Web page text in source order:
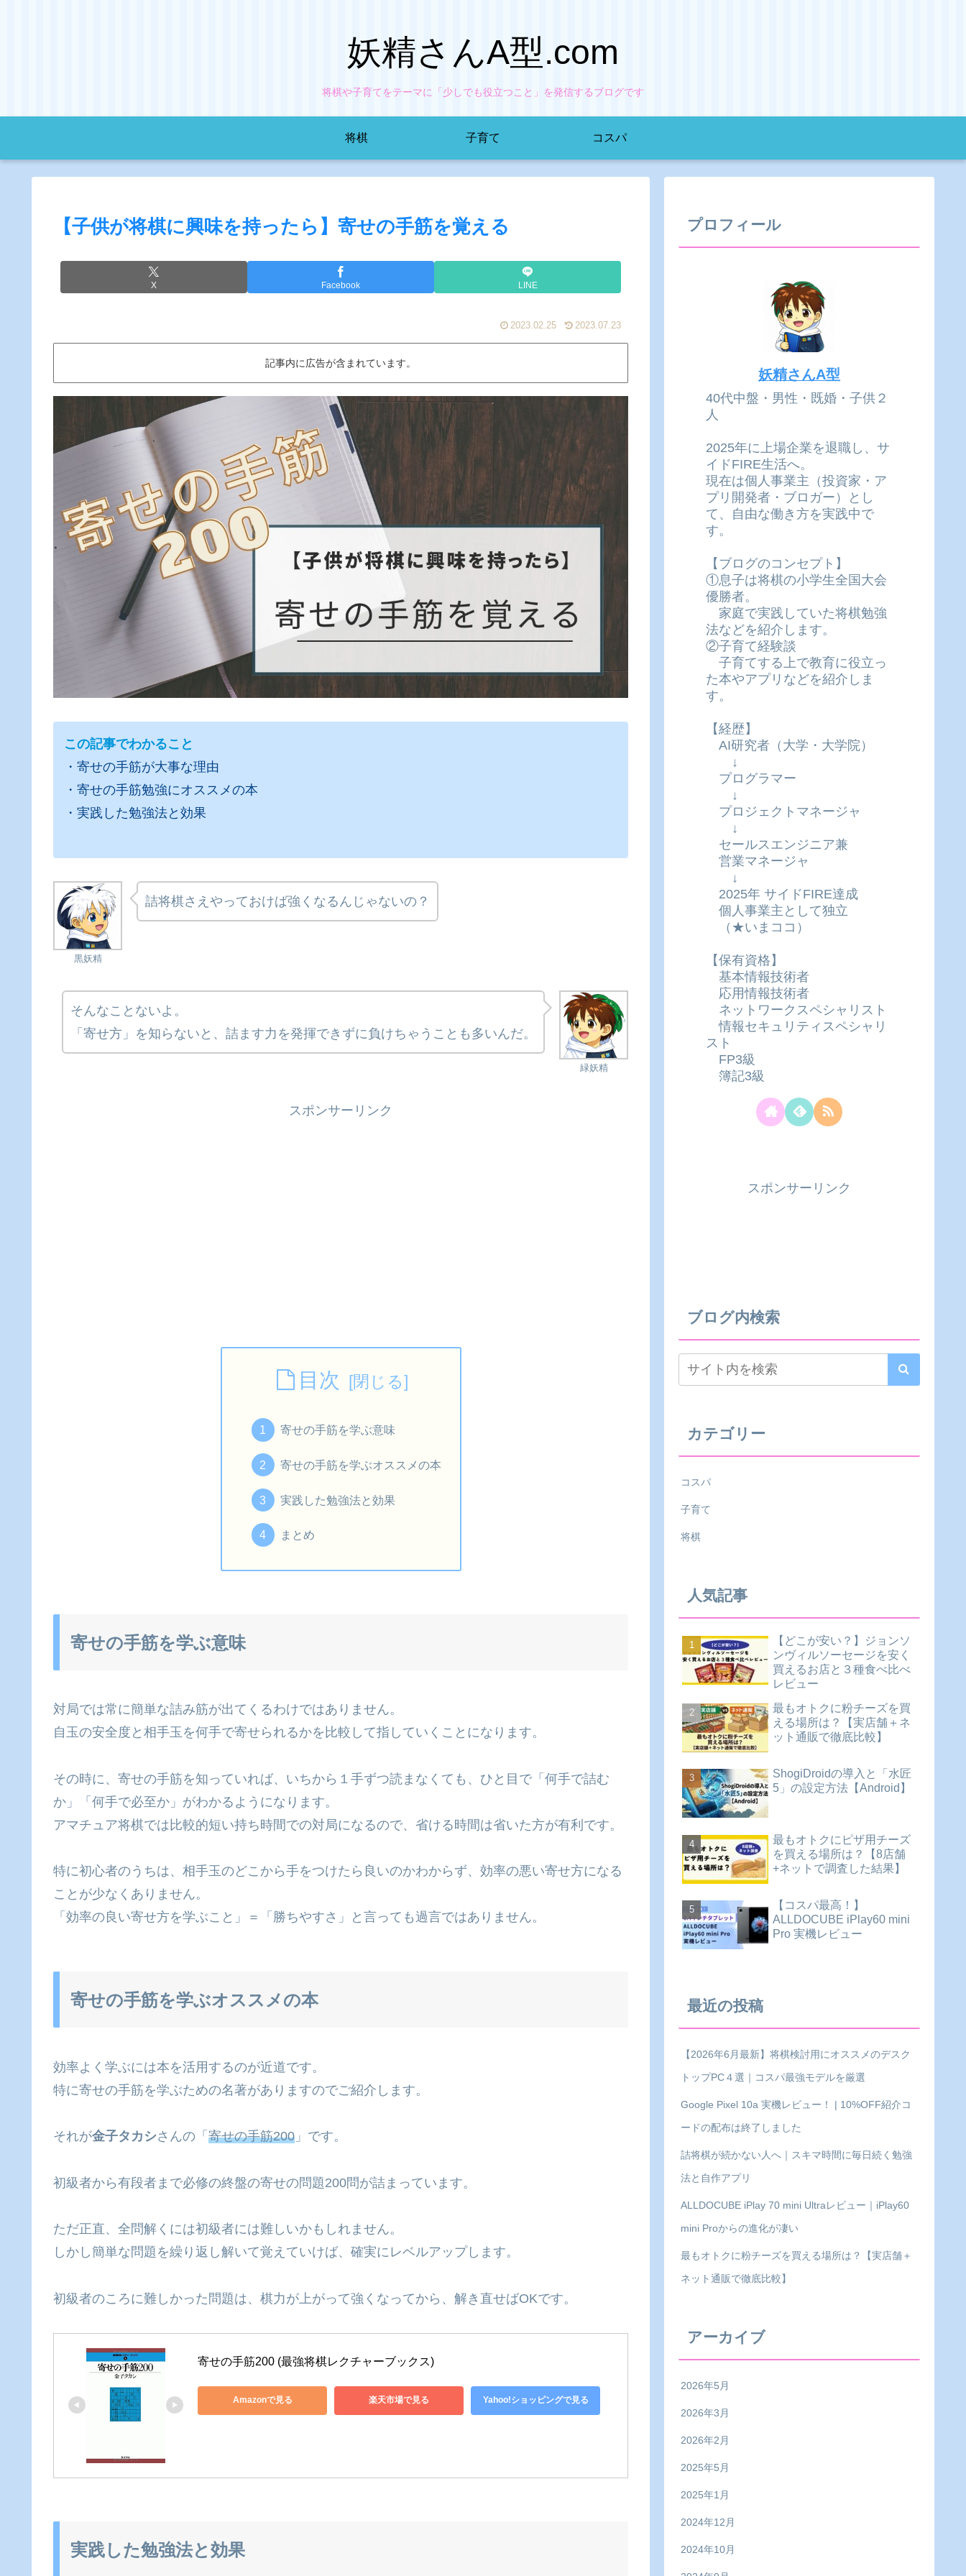
妖精さんA型.com
将棋や子育てをテーマに「少しでも役立つこと」を発信するブログです
将棋 子育て コスパ
【子供が将棋に興味を持ったら】寄せの手筋を覚える
X Facebook LINE
2023.02.25 2023.07.23
記事内に広告が含まれています。
この記事でわかること
・寄せの手筋が大事な理由
・寄せの手筋勉強にオススメの本
・実践した勉強法と効果
黒妖精
詰将棋さえやっておけば強くなるんじゃないの？
緑妖精
そんなことないよ。
「寄せ方」を知らないと、詰ます力を発揮できずに負けちゃうことも多いんだ。
スポンサーリンク
目次
寄せの手筋を学ぶ意味
寄せの手筋を学ぶオススメの本
実践した勉強法と効果
まとめ
寄せの手筋を学ぶ意味
対局では常に簡単な詰み筋が出てくるわけではありません。
自玉の安全度と相手玉を何手で寄せられるかを比較して指していくことになります。
その時に、寄せの手筋を知っていれば、いちから１手ずつ読まなくても、ひと目で「何手で詰む
か」「何手で必至か」がわかるようになります。
アマチュア将棋では比較的短い持ち時間での対局になるので、省ける時間は省いた方が有利です。
特に初心者のうちは、相手玉のどこから手をつけたら良いのかわからず、効率の悪い寄せ方になる
ことが少なくありません。
「効率の良い寄せ方を学ぶこと」＝「勝ちやすさ」と言っても過言ではありません。
寄せの手筋を学ぶオススメの本
効率よく学ぶには本を活用するのが近道です。
特に寄せの手筋を学ぶための名著がありますのでご紹介します。
それが金子タカシさんの「 寄せの手筋200 」です。
初級者から有段者まで必修の終盤の寄せの問題200問が詰まっています。
ただ正直、全問解くには初級者には難しいかもしれません。
しかし簡単な問題を繰り返し解いて覚えていけば、確実にレベルアップします。
初級者のころに難しかった問題は、棋力が上がって強くなってから、解き直せばOKです。
寄せの手筋200 (最強将棋レクチャーブックス)
Amazonで見る 楽天市場で見る Yahoo!ショッピングで見る
実践した勉強法と効果
プロフィール
妖精さんA型
40代中盤・男性・既婚・子供２
人
2025年に上場企業を退職し、サ
イドFIRE生活へ。
現在は個人事業主（投資家・ア
プリ開発者・ブロガー）とし
て、自由な働き方を実践中で
す。
【ブログのコンセプト】
①息子は将棋の小学生全国大会
優勝者。
家庭で実践していた将棋勉強
法などを紹介します。
②子育て経験談
子育てする上で教育に役立っ
た本やアプリなどを紹介しま
す。
【経歴】
AI研究者（大学・大学院）
↓
プログラマー
↓
プロジェクトマネージャ
↓
セールスエンジニア兼
営業マネージャ
↓
2025年 サイドFIRE達成
個人事業主として独立
（★いまココ）
【保有資格】
基本情報技術者
応用情報技術者
ネットワークスペシャリスト
情報セキュリティスペシャリ
スト
FP3級
簿記3級
スポンサーリンク
ブログ内検索
カテゴリー
コスパ
子育て
将棋
人気記事
【どこが安い？】ジョンソ
ンヴィルソーセージを安く
買えるお店と３種食べ比べ
レビュー
最もオトクに粉チーズを買
える場所は？【実店舗＋ネ
ット通販で徹底比較】
ShogiDroidの導入と「水匠
5」の設定方法【Android】
最もオトクにピザ用チーズ
を買える場所は？【8店舗
+ネットで調査した結果】
【コスパ最高！】
ALLDOCUBE iPlay60 mini
Pro 実機レビュー
最近の投稿
【2026年6月最新】将棋検討用にオススメのデスク
トップPC４選｜コスパ最強モデルを厳選
Google Pixel 10a 実機レビュー！ | 10%OFF紹介コ
ードの配布は終了しました
詰将棋が続かない人へ｜スキマ時間に毎日続く勉強
法と自作アプリ
ALLDOCUBE iPlay 70 mini Ultraレビュー｜iPlay60
mini Proからの進化が凄い
最もオトクに粉チーズを買える場所は？【実店舗＋
ネット通販で徹底比較】
アーカイブ
2026年5月
2026年3月
2026年2月
2025年5月
2025年1月
2024年12月
2024年10月